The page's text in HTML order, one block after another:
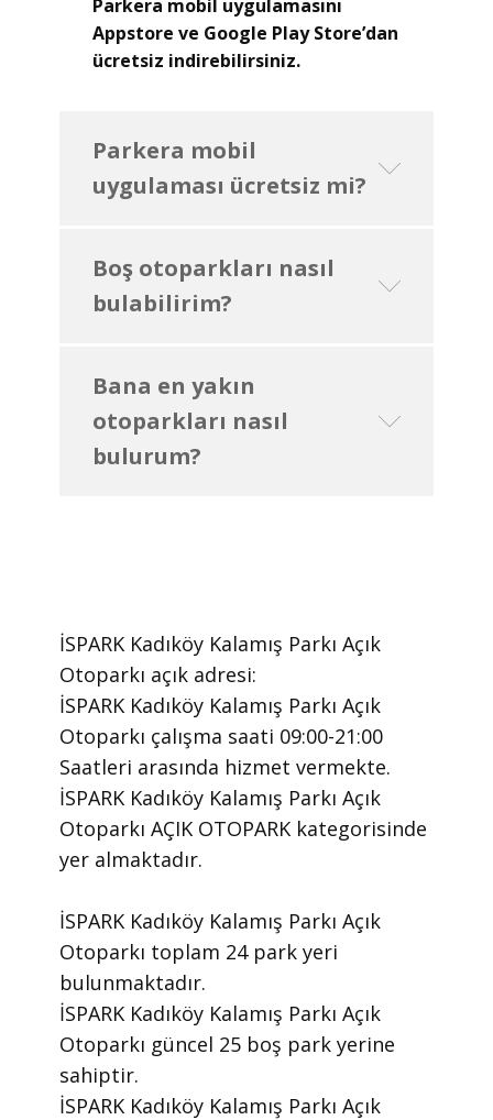
Parkera mobil uygulamasını
Appstore ve Google Play Store’dan
ücretsiz indirebilirsiniz.
Parkera mobil
uygulaması ücretsiz mi?
Boş otoparkları nasıl
bulabilirim?
Bana en yakın
otoparkları nasıl
bulurum?
İSPARK Kadıköy Kalamış Parkı Açık
Otoparkı ​açık adresi:
İSPARK Kadıköy Kalamış Parkı Açık
Otoparkı ​çalışma saati 09:00-21:00
Saatleri arasında ​hizmet vermekte.
​İSPARK Kadıköy Kalamış Parkı Açık
Otoparkı AÇIK OTOPARK kategorisinde
yer almaktadır.
İSPARK Kadıköy Kalamış Parkı Açık
Otoparkı toplam 24 park yeri
bulunmaktadır.
İSPARK Kadıköy Kalamış Parkı Açık
Otoparkı güncel 25 boş park yerine
sahiptir.
İSPARK Kadıköy Kalamış Parkı Açık